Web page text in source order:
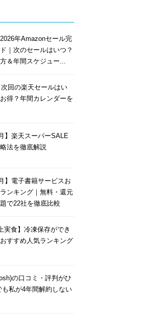
2026年Amazonセール完
｜次のセールはいつ？
＆年間スケジュー...
次回の楽天セールはい
得？年間カレンダーを
】楽天スーパーSALE
法を徹底解説
】電子書籍サービスお
ンキング｜無料・還元
で22社を徹底比較
実食】冷凍保存ができ
すすめ人気ランキング
の口コミ・評判がひ
も私が4年間解約しない